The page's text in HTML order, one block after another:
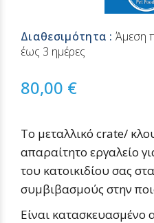
Διαθεσιμότητα :Άμεση
έως 3 ημέρες
80,00 €
Το μεταλλικό crate/
απαραίτητο εργαλείο
του κατοικιδίου σας
συμβιβασμούς στην
Είναι κατασκευασμένο